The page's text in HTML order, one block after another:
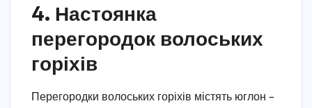
4. Настоянка
перегородок волоських
горіхів
Перегородки волоських горіхів містять юглон –